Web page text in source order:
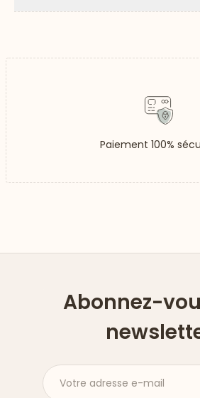
Paiement 100%
Abonnez-
Votre adresse e-mail